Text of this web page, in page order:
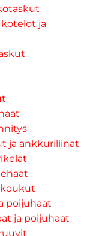
ja
ja ankkuriliinat
koukut
poijuhaat
ja poijuhaat